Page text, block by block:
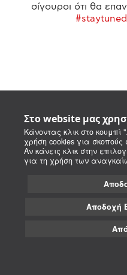
Στο website μας
Κάνοντας κλικ στο κουμπί
χρήση cookies για σκοπούς
Αν κάνεις κλικ στην
για τη χρήση των
Αποδοχή
σίγουροι ότι θα